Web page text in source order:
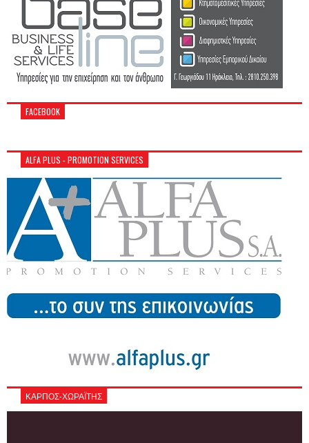
FACEBOOK
ALFA PLUS - PROMOTION SERVICES
ΚΑΡΠΟΣ-ΧΩΡΑΪΤΗΣ